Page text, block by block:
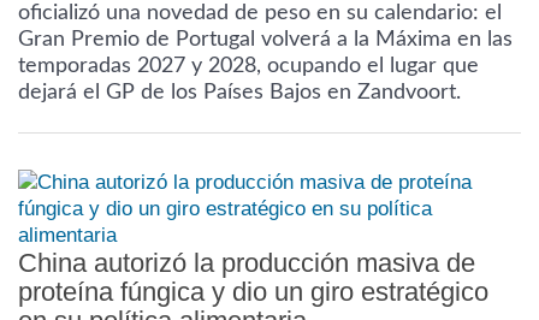
oficializó una novedad de peso en su calendario: el
Gran Premio de Portugal volverá a la Máxima en las
temporadas 2027 y 2028, ocupando el lugar que
dejará el GP de los Países Bajos en Zandvoort.
China autorizó la producción masiva de
proteína fúngica y dio un giro estratégico